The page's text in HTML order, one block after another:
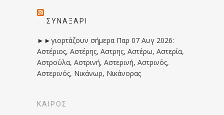
ΣΥΝΑΞΆΡΙ
►►γιορτάζουν σήμερα Παρ 07 Αυγ 2026:
Αστέριος, Αστέρης, Αστρης, Αστέρω, Αστερία,
Αστρούλα, Αστρινή, Αστερινή, Αστρινός,
Αστερινός, Νικάνωρ, Νικάνορας
ΚΑΙΡΟΣ